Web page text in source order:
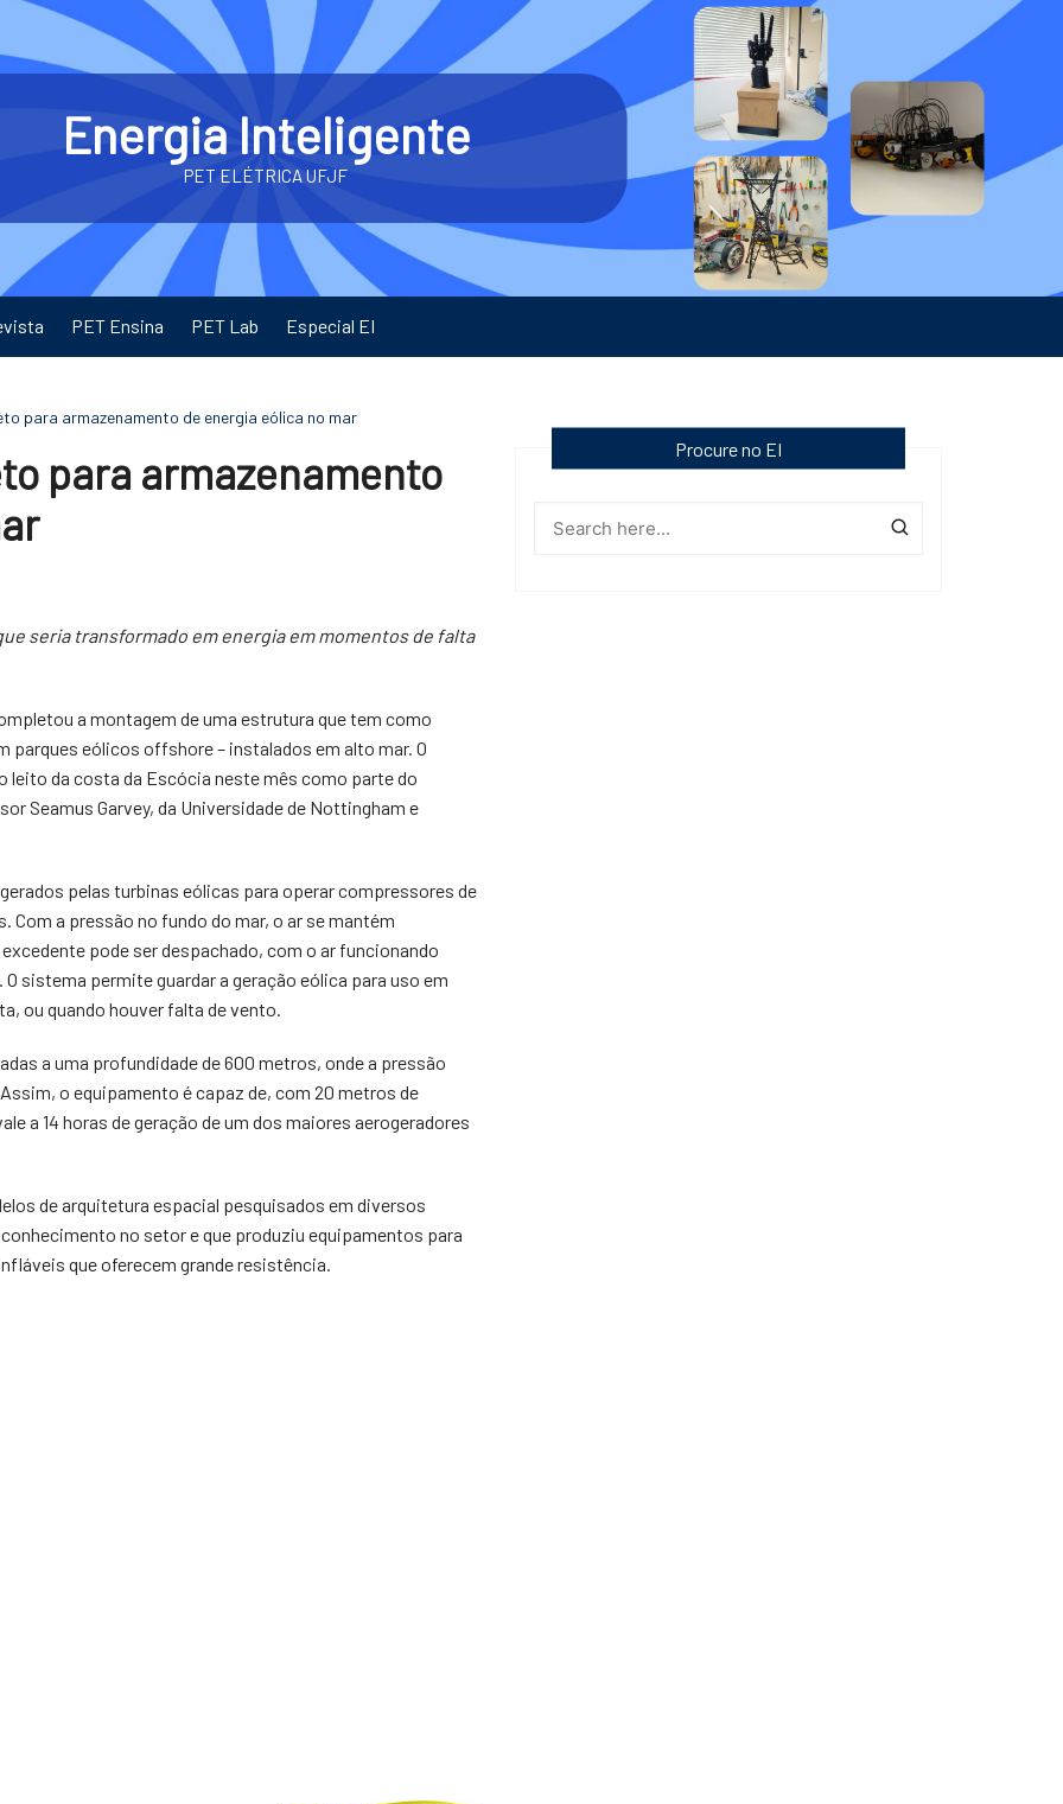
Energia Inteligente
PET ELÉTRICA UFJF
PET Ensina PET Lab Especial EI
para armazenamento de energia eólica no mar
para armazenamento
seria transformado em energia em momentos de falta
a montagem de uma estrutura que tem como
eólicos offshore – instalados em alto mar. O
leito da costa da Escócia neste mês como parte do
Seamus Garvey, da Universidade de Nottingham e
pelas turbinas eólicas para operar compressores de
Com a pressão no fundo do mar, o ar se mantém
pode ser despachado, com o ar funcionando
sistema permite guardar a geração eólica para uso em
ou quando houver falta de vento.
a uma profundidade de 600 metros, onde a pressão
o equipamento é capaz de, com 20 metros de
a 14 horas de geração de um dos maiores aerogeradores
de arquitetura espacial pesquisados em diversos
no setor e que produziu equipamentos para
que oferecem grande resistência.
Procure no EI